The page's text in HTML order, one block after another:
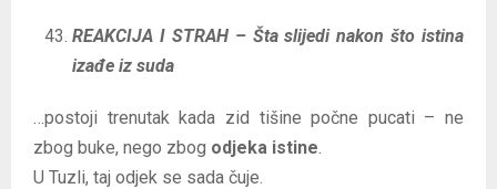
REAKCIJA I STRAH – Šta slijedi nakon što istina
izađe iz suda
…postoji trenutak kada zid tišine počne pucati – ne
zbog buke, nego zbog odjeka istine
U Tuzli, taj odjek se sada čuje.